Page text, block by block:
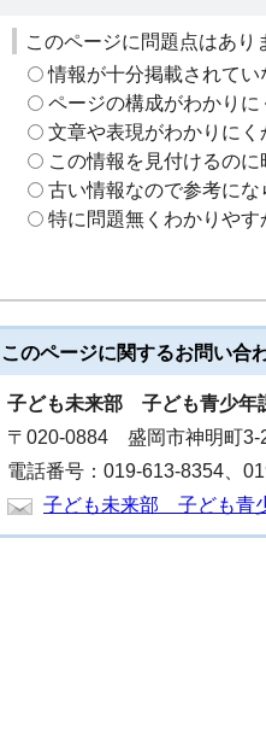
このページに問題点はあり
情報が十分掲載されてい
ページの構成がわかりに
文章や表現がわかりにく
この情報を見付けるのに
古い情報なので参考にな
特に問題無くわかりやす
このページに関するお問い合
子ども未来部 子ども青少年
〒020-0884 盛岡市神明町
電話番号：019-613-8354、
子ども未来部 子ども青